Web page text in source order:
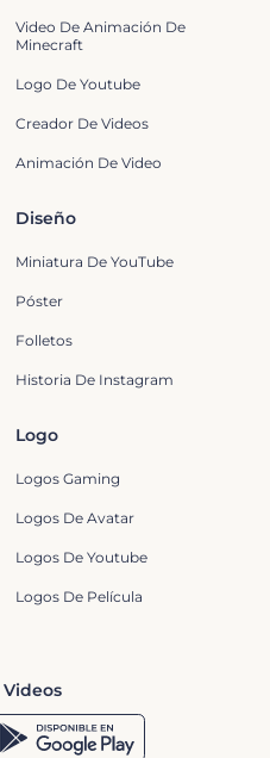
Diseño
Miniatura De YouTube
Póster
Folletos
Historia De Instagram
Logo
Logos Gaming
Logos De Avatar
Logos De Youtube
Logos De Película
Video De Animación De
Minecraft
Logo De Youtube
Creador De Videos
Animación De Video